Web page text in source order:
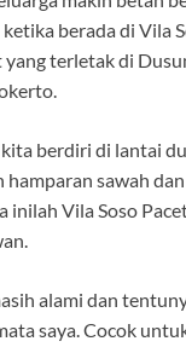
berada di Vila
terletak di
berdiri di lantai
hamparan sawah
inilah Vila Soso
alami dan
saya. Cocok